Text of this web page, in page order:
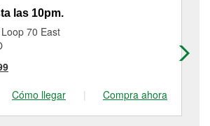
las 10pm.
70 East
Cómo llegar | Compra ahora